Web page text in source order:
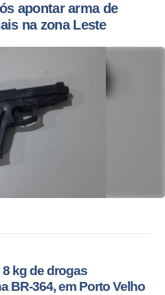
apontar arma de
na zona Leste
kg de drogas
BR-364, em Porto Velho